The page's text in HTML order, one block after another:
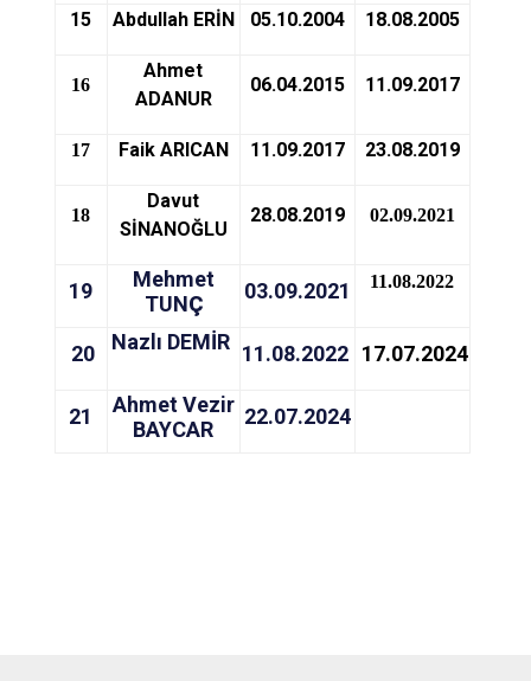
15 Abdullah ERİN 05.10.2004 18.08.2005
16
Ahmet
ADANUR
06.04.2015 11.09.2017
17 Faik ARICAN 11.09.2017 23.08.2019
18
Davut
SİNANOĞLU
28.08.2019 02.09.2021
19
Mehmet
TUNÇ
03.09.2021 11.08.2022
20 Nazlı DEMİR 11.08.2022 17.07.2024
21
Ahmet Vezir
BAYCAR
22.07.2024